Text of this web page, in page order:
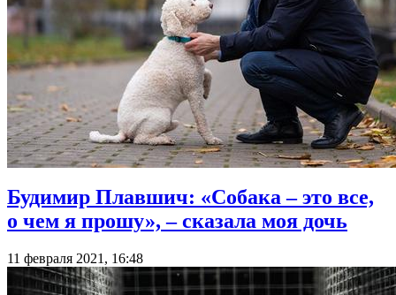
Будимир Плавшич: «Собака – это все,
о чем я прошу», – сказала моя дочь
11 февраля 2021, 16:48